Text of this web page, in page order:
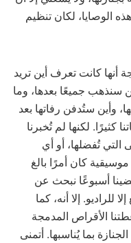
الوصايا، لكان تنظيم
أنها كانت تعرف أين تريد
سنذهب جميعًا بعدها، وما
وأين ستُدفن رفاتها بعد
لكنها لم تُخبرنا
تُفضلها، أو أي
كان أمرًا بالغ
أسبوعًا نبحث عن
إلا أنه، كما
الأقراص المدمجة
بما يُناسبها. أتمنى